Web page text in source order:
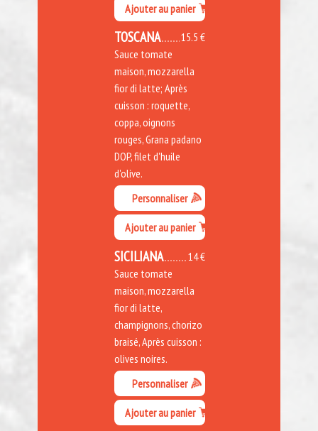
Ajouter au panier
15.5 €
TOSCANA
Sauce tomate
maison, mozzarella
fior di latte; Après
cuisson : roquette,
coppa, oignons
rouges, Grana padano
DOP, filet d'huile
d'olive.
Personnaliser
Ajouter au panier
14 €
SICILIANA
Sauce tomate
maison, mozzarella
fior di latte,
champignons, chorizo
braisé, Après cuisson :
olives noires.
Personnaliser
Ajouter au panier